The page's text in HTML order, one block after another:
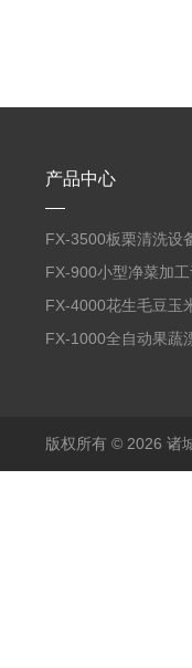
产品中心
FX-3500板栗清洗设
全自动气泡清洗机
FX-900小型净菜加工
备野菜清洗机
FX-4000花生毛豆玉
蒸煮漂烫机
FX-1000全自动果蔬
版权所有 © 2026 诸